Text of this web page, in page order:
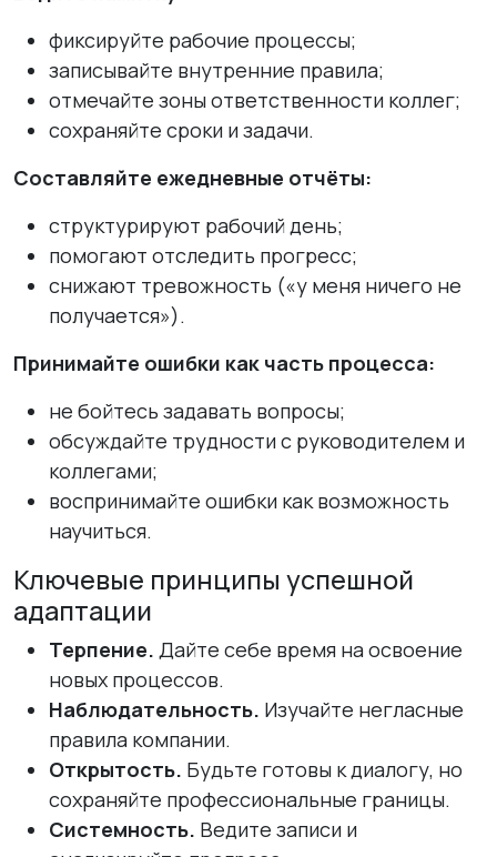
фиксируйте рабочие процессы;
записывайте внутренние правила;
отмечайте зоны ответственности коллег;
сохраняйте сроки и задачи.
Составляйте ежедневные отчёты:
структурируют рабочий день;
помогают отследить прогресс;
снижают тревожность («у меня ничего не
получается»).
Принимайте ошибки как часть процесса:
не бойтесь задавать вопросы;
обсуждайте трудности с руководителем и
коллегами;
воспринимайте ошибки как возможность
научиться.
Ключевые принципы успешной
адаптации
Терпение. Дайте себе время на освоение
новых процессов.
Наблюдательность. Изучайте негласные
правила компании.
Открытость. Будьте готовы к диалогу, но
сохраняйте профессиональные границы.
Системность. Ведите записи и